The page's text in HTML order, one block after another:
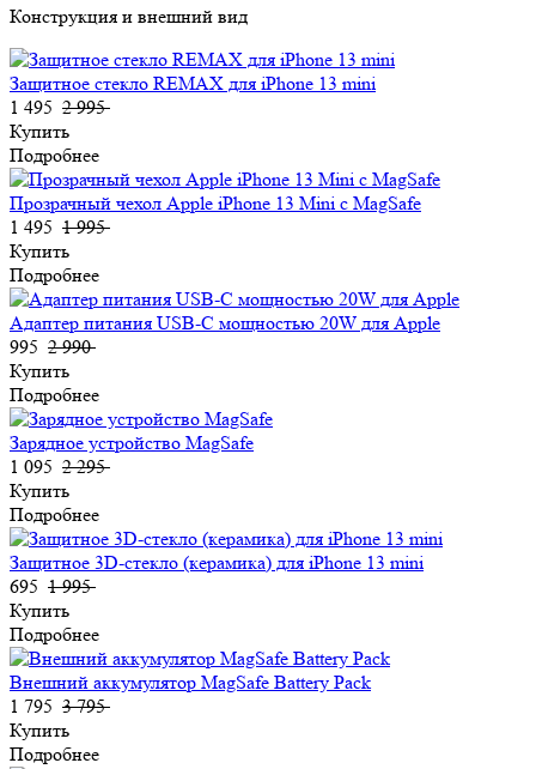
Конструкция и внешний вид
Защитное стекло REMAX для iPhone 13 mini
1 495 2 995
Купить
Подробнее
Прозрачный чехол Apple iPhone 13 Mini c MagSafe
1 495 1 995
Купить
Подробнее
Адаптер питания USB-C мощностью 20W для Apple
995 2 990
Купить
Подробнее
Зарядное устройство MagSafe
1 095 2 295
Купить
Подробнее
Защитное 3D-стекло (керамика) для iPhone 13 mini
695 1 995
Купить
Подробнее
Внешний аккумулятор MagSafe Battery Pack
1 795 3 795
Купить
Подробнее